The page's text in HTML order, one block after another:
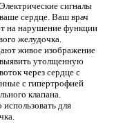
Электрические сигналы
сердце. Ваш врач
на нарушение функции
желудочка.
живое изображение
утолщенную
через сердце с
с гипертрофией
клапана.
для